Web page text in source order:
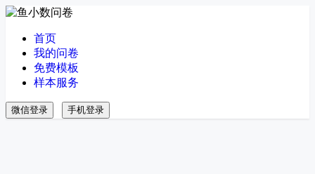
首页
我的问卷
免费模板
样本服务
微信登录 手机登录